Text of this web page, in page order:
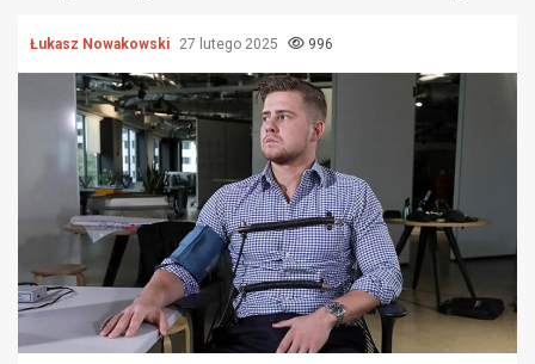
Łukasz Nowakowski 27 lutego 2025 996